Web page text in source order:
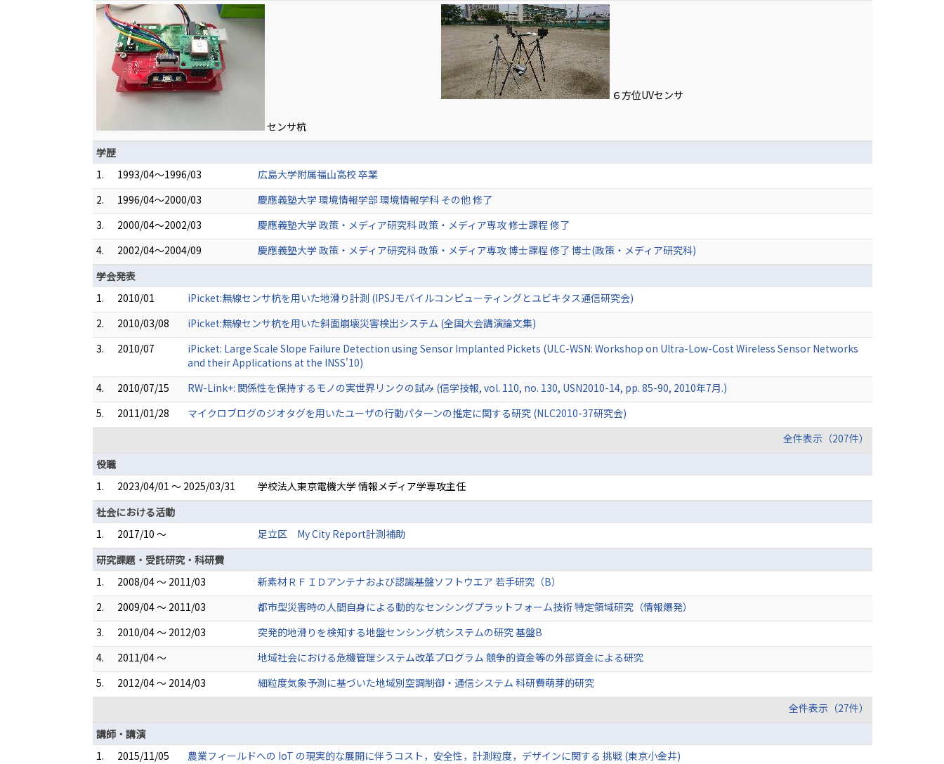
センサ杭
６方位UVセンサ
学歴
1.
1993/04～1996/03
広島大学附属福山高校 卒業
2.
1996/04～2000/03
慶應義塾大学 環境情報学部 環境情報学科 その他 修了
3.
2000/04～2002/03
慶應義塾大学 政策・メディア研究科 政策・メディア専攻 修士課程 修了
4.
2002/04～2004/09
慶應義塾大学 政策・メディア研究科 政策・メディア専攻 博士課程 修了 博士(政策・メディア研究科)
学会発表
1.
2010/01
iPicket:無線センサ杭を用いた地滑り計測 (IPSJモバイルコンピューティングとユビキタス通信研究会)
2.
2010/03/08
iPicket:無線センサ杭を用いた斜面崩壊災害検出システム (全国大会講演論文集)
3.
2010/07
iPicket: Large Scale Slope Failure Detection using Sensor Implanted Pickets (ULC-WSN: Workshop on Ultra-Low-Cost Wireless Sensor Networks
and their Applications at the INSS'10)
4.
2010/07/15
RW-Link+: 関係性を保持するモノの実世界リンクの試み (信学技報, vol. 110, no. 130, USN2010-14, pp. 85-90, 2010年7月.)
5.
2011/01/28
マイクロブログのジオタグを用いたユーザの行動パターンの推定に関する研究 (NLC2010-37研究会)
全件表示（207件）
役職
1.
2023/04/01 ～ 2025/03/31
学校法人東京電機大学 情報メディア学専攻主任
社会における活動
1.
2017/10 ～
足立区 My City Report計測補助
研究課題・受託研究・科研費
1.
2008/04 ～ 2011/03
新素材ＲＦＩＤアンテナおよび認識基盤ソフトウエア 若手研究（B）
2.
2009/04 ～ 2011/03
都市型災害時の人間自身による動的なセンシングプラットフォーム技術 特定領域研究（情報爆発）
3.
2010/04 ～ 2012/03
突発的地滑りを検知する地盤センシング杭システムの研究 基盤B
4.
2011/04 ～
地域社会における危機管理システム改革プログラム 競争的資金等の外部資金による研究
5.
2012/04 ～ 2014/03
細粒度気象予測に基づいた地域別空調制御・通信システム 科研費萌芽的研究
全件表示（27件）
講師・講演
1.
2015/11/05 農業フィールドへの IoT の現実的な展開に伴うコスト，安全性，計測粒度，デザインに関する 挑戦 (東京小金井)